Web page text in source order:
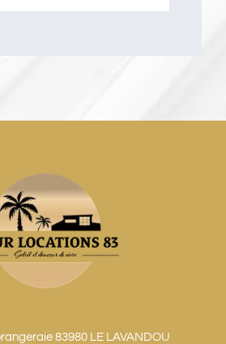
83980 LE LAVANDOU